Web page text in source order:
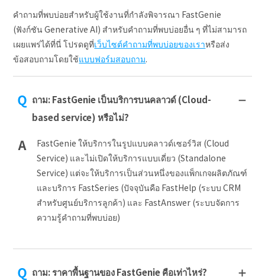
คำถามที่พบบ่อยสำหรับผู้ใช้งานที่กำลังพิจารณา FastGenie
(ฟังก์ชัน Generative AI) สำหรับคำถามที่พบบ่อยอื่น ๆ ที่ไม่สามารถ
เผยแพร่ได้ที่นี่ โปรดดูที่เว็บไซต์คำถามที่พบบ่อยของเราหรือส่ง
ข้อสอบถามโดยใช้แบบฟอร์มสอบถาม.
ถาม: FastGenie เป็นบริการบนคลาวด์ (Cloud-
based service) หรือไม่?
FastGenie ให้บริการในรูปแบบคลาวด์เซอร์วิส (Cloud
Service) และไม่เปิดให้บริการแบบเดี่ยว (Standalone
Service) แต่จะให้บริการเป็นส่วนหนึ่งของแพ็กเกจผลิตภัณฑ์
และบริการ FastSeries (ปัจจุบันคือ FastHelp (ระบบ CRM
สำหรับศูนย์บริการลูกค้า) และ FastAnswer (ระบบจัดการ
ความรู้คำถามที่พบบ่อย)
ถาม: ราคาพื้นฐานของ FastGenie คือเท่าไหร่?